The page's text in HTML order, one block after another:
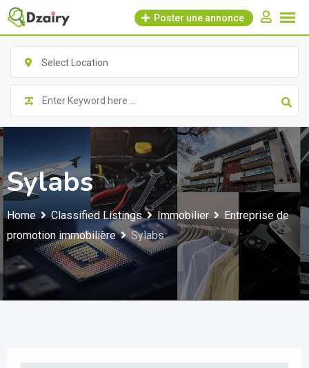
Skip
content
Poster une annonce
Select Location
Sylabs
Home Classified Listings Immobilier
Entreprise de
promotion immobilière
Sylabs